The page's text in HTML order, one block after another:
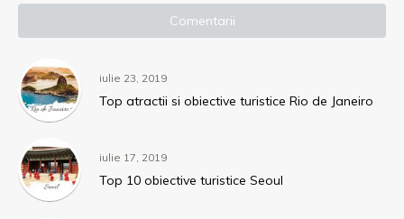
Comentarii
iulie 23, 2019
Top atractii si obiective turistice Rio de Janeiro
iulie 17, 2019
Top 10 obiective turistice Seoul